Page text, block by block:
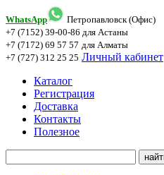
WhatsApp
Петропавловск (Офис)
+7 (7152) 39-00-86 для Астаны
+7 (7172) 69 57 57 для Алматы
+7 (727) 312 25 25 Личный кабинет
Каталог
Регистрация
Доставка
Контакты
Полезное